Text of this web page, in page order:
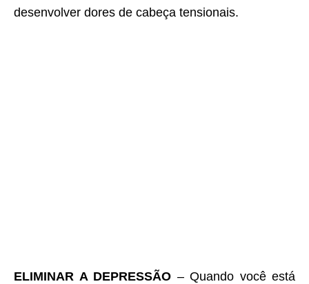
desenvolver dores de cabeça tensionais.
ELIMINAR A DEPRESSÃO – Quando você está